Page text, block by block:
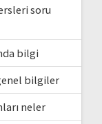
soru
bilgi
bilgiler
neler